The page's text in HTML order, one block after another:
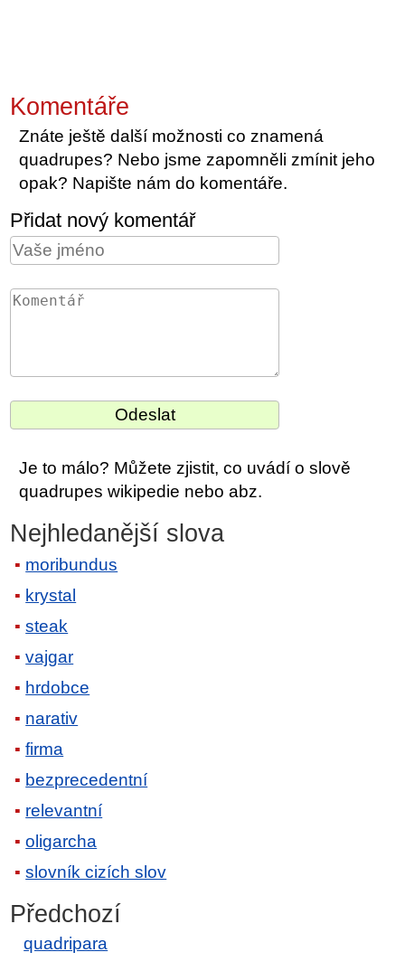
Komentáře
Znáte ještě další možnosti co znamená
quadrupes? Nebo jsme zapomněli zmínit jeho
opak? Napište nám do komentáře.
Přidat nový komentář
Je to málo? Můžete zjistit, co uvádí o slově
quadrupes wikipedie nebo abz.
Nejhledanější slova
moribundus
krystal
steak
vajgar
hrdobce
narativ
firma
bezprecedentní
relevantní
oligarcha
slovník cizích slov
Předchozí
quadripara